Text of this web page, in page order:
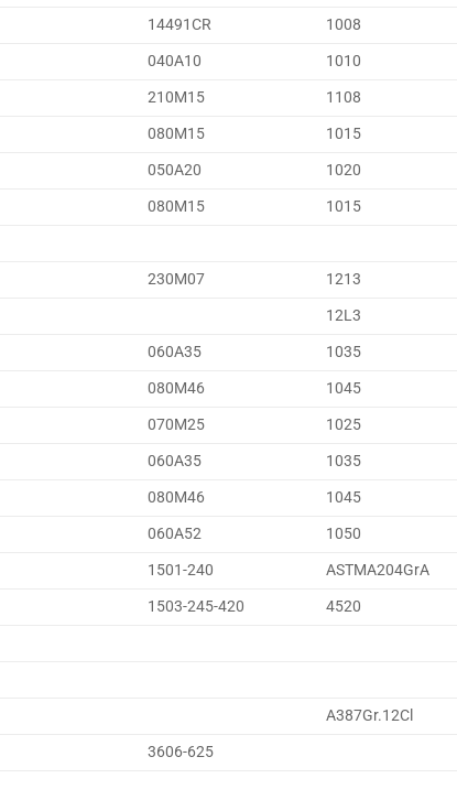
14491CR
1008
040A10 1010
210M15
1108
080M15 1015
050A20 1020
080M15 1015
230M07 1213
12L3
060A35 1035
080M46 1045
070M25 1025
060A35 1035
080M46 1045
060A52 1050
1501-240
ASTMA204GrA
1503-245-420 4520
A387Gr.12Cl
3606-625